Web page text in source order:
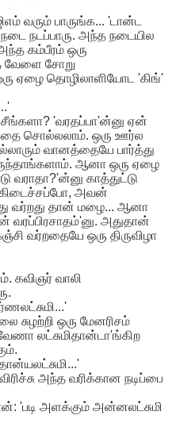
வரும் பாருங்க... 'டான்ட
நடப்பாரு. அந்த நடையில
கம்பீரம் ஒரு
வேளை சோறு
ஏழை தொழிலாளியோட 'கிங்'
'வரதப்பா'ன்னு ஏன்
சொல்லலாம். ஒரு ஊர்ல
வானத்தையே பார்த்து
ஆனா ஒரு ஏழை
வராதா?'ன்னு காத்துட்டு
கிடைச்சப்போ, அவன்
வர்றது தான் மழை... ஆனா
வரப்பிரசாதம்'னு. அதுதான்
வர்றதையே ஒரு திருவிழா
கவிஞர் வாலி
சுழற்றி ஒரு மேனரிசம்
லட்சுமிதான்டா'ங்கிற
அந்த வரிக்கான நடிப்பை
அளக்கும் அன்னலட்சுமி